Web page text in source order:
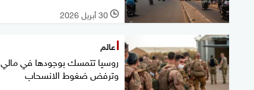
l 30 أبريل 2026
عالم
روسيا تتمسك بوجودها في مالي
وترفض ضغوط الانسحاب